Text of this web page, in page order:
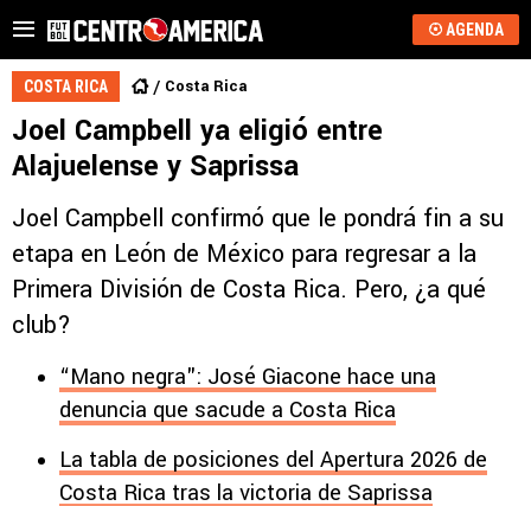
AGENDA
COSTA RICA Costa Rica
Joel Campbell ya eligió entre
Alajuelense y Saprissa
Joel Campbell confirmó que le pondrá fin a su
etapa en León de México para regresar a la
Primera División de Costa Rica. Pero, ¿a qué
club?
“Mano negra": José Giacone hace una
denuncia que sacude a Costa Rica
La tabla de posiciones del Apertura 2026 de
Costa Rica tras la victoria de Saprissa